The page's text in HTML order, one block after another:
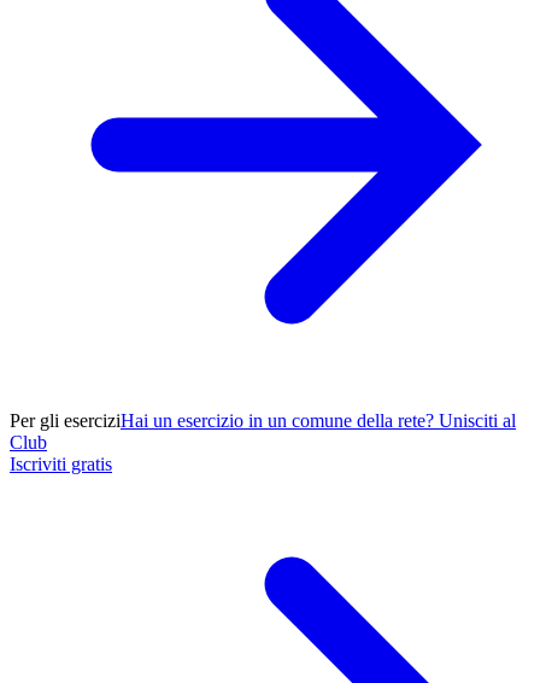
Per gli eserciziHai un esercizio in un comune della rete? Unisciti al
Club
Iscriviti gratis